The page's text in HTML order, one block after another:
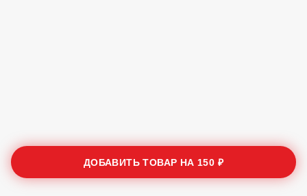
ДОБАВИТЬ ТОВАР НА 150 ₽